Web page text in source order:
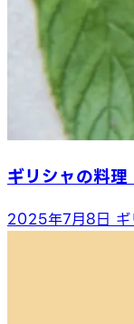
ギリシャの料
2025年7月8日